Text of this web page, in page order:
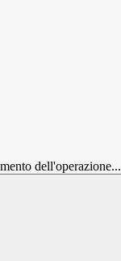
dell'operazione...